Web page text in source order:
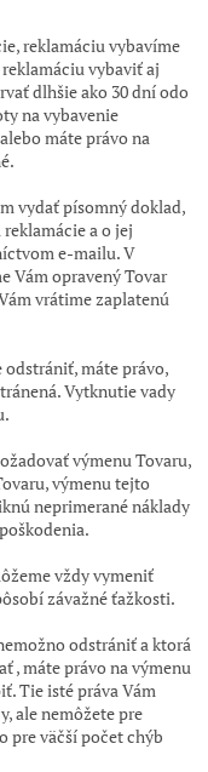
reklamáciu vybavíme
vybaviť aj
dlhšie ako 30 dní odo
na vybavenie
máte právo na
vydať písomný doklad,
a o jej
e-mailu. V
Vám opravený Tovar
vrátime zaplatenú
odstrániť, máte právo,
Vytknutie vady
výmenu Tovaru,
výmenu tejto
neprimerané náklady
vždy vymeniť
závažné ťažkosti.
odstrániť a ktorá
, máte právo na výmenu
Tie isté práva Vám
ale nemôžete pre
pre väčší počet chýb